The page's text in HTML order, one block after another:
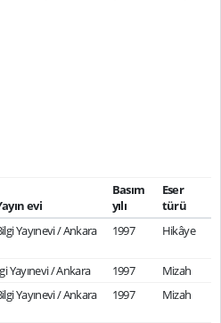
evi
Basım
yılı
Eser
türü
Yayınevi / Ankara 1997 Hikâye
Yayınevi / Ankara 1997
Mizah
Yayınevi / Ankara 1997 Mizah